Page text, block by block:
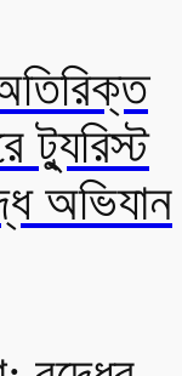
ট্যুরিস্ট
অভিযান